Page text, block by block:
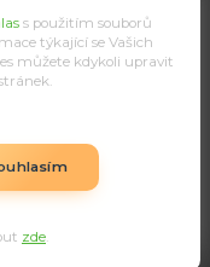
s použitím souborů
týkající se Vašich
můžete kdykoli upravit
zde.